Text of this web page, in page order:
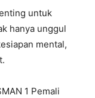
untuk
hanya unggul
mental,
1 Pemali